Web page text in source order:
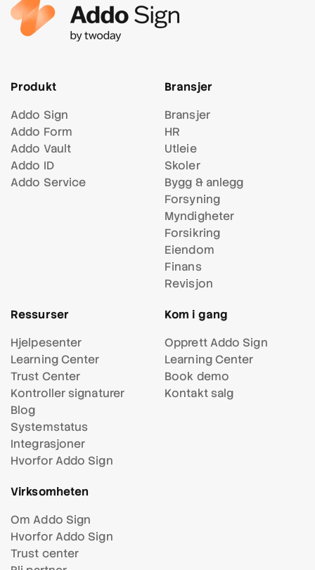
Produkt
Addo Sign
Addo Form
Addo Vault
Addo ID
Addo Service
Bransjer
Bransjer
HR
Utleie
Skoler
Bygg & anlegg
Forsyning
Myndigheter
Forsikring
Eiendom
Finans
Revisjon
Ressurser
Hjelpesenter
Learning Center
Trust Center
Kontroller signaturer
Blog
Systemstatus
Integrasjoner
Hvorfor Addo Sign
Kom i gang
Opprett Addo Sign
Learning Center
Book demo
Kontakt salg
Virksomheten
Om Addo Sign
Hvorfor Addo Sign
Trust center